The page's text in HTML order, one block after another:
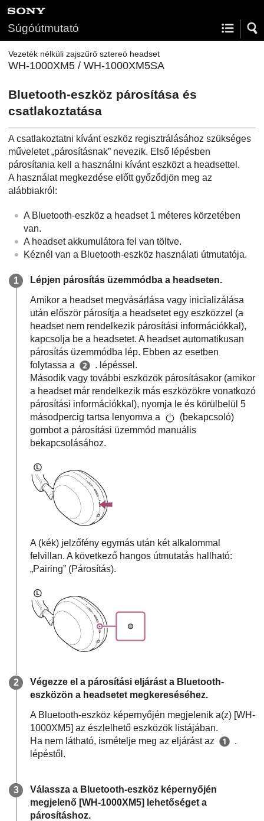
Súgóútmutató
Vezeték nélküli zajszűrő sztereó headset
WH-1000XM5 / WH-1000XM5SA
Bluetooth-eszköz párosítása és
csatlakoztatása
A csatlakoztatni kívánt eszköz regisztrálásához szükséges
műveletet „párosításnak” nevezik. Első lépésben
párosítania kell a használni kívánt eszközt a headsettel.
A használat megkezdése előtt győződjön meg az
alábbiakról:
A Bluetooth-eszköz a headset 1 méteres körzetében
van.
A headset akkumulátora fel van töltve.
Kéznél van a Bluetooth-eszköz használati útmutatója.
Lépjen párosítás üzemmódba a headseten.
Amikor a headset megvásárlása vagy inicializálása
után először párosítja a headsetet egy eszközzel (a
headset nem rendelkezik párosítási információkkal),
kapcsolja be a headsetet. A headset automatikusan
párosítás üzemmódba lép. Ebben az esetben
folytassa a
. lépéssel.
Második vagy további eszközök párosításakor (amikor
a headset már rendelkezik más eszközökre vonatkozó
párosítási információkkal), nyomja le és körülbelül 5
másodpercig tartsa lenyomva a
(bekapcsoló)
gombot a párosítási üzemmód manuális
bekapcsolásához.
A (kék) jelzőfény egymás után két alkalommal
felvillan. A következő hangos útmutatás hallható:
„Pairing” (Párosítás).
Végezze el a párosítási eljárást a Bluetooth-
eszközön a headsetet megkereséséhez.
A Bluetooth-eszköz képernyőjén megjelenik a(z) [WH-
1000XM5] az észlelhető eszközök listájában.
Ha nem látható, ismételje meg az eljárást az
.
lépéstől.
Válassza a Bluetooth-eszköz képernyőjén
megjelenő [WH-1000XM5] lehetőséget a
párosításhoz.